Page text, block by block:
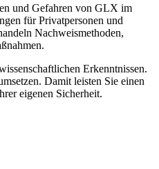
und Gefahren von GLX im
für Privatpersonen und
Nachweismethoden,
Erkenntnissen.
Damit leisten Sie einen
eigenen Sicherheit.